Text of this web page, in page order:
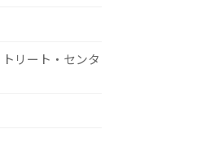
リート・センタ